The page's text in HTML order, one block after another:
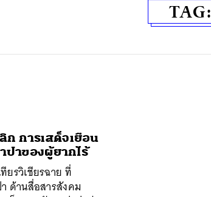
TAG:
การเสด็จเยือน
าของผู้ยากไร้
รวิเชียรฉาย ที่
ด้านสื่อสารสังคม